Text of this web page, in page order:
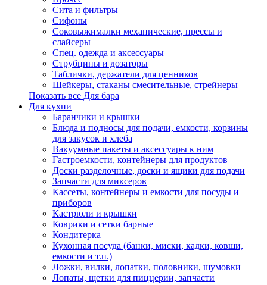
Сита и фильтры
Сифоны
Соковыжималки механические, прессы и
слайсеры
Спец. одежда и аксессуары
Струбцины и дозаторы
Таблички, держатели для ценников
Шейкеры, стаканы смесительные, стрейнеры
Показать все Для бара
Для кухни
Баранчики и крышки
Блюда и подносы для подачи, емкости, корзины
для закусок и хлеба
Вакуумные пакеты и аксессуары к ним
Гастроемкости, контейнеры для продуктов
Доски разделочные, доски и ящики для подачи
Запчасти для миксеров
Кассеты, контейнеры и емкости для посуды и
приборов
Кастрюли и крышки
Коврики и сетки барные
Кондитерка
Кухонная посуда (банки, миски, кадки, ковши,
емкости и т.п.)
Ложки, вилки, лопатки, половники, шумовки
Лопаты, щетки для пиццерии, запчасти